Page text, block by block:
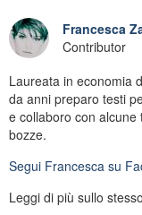
Francesca
Contributor
Laureata in economia
da anni preparo testi
e collaboro con
bozze.
Segui Francesca su
Leggi di più sullo